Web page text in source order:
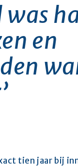
was
en
tien jaar bij